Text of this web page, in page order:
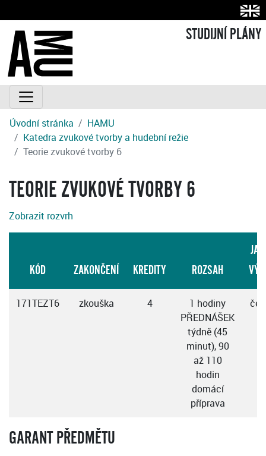
STUDIJNÍ PLÁNY
Úvodní stránka
HAMU
Katedra zvukové tvorby a hudební režie
Teorie zvukové tvorby 6
TEORIE ZVUKOVÉ TVORBY 6
Zobrazit rozvrh
KÓD ZAKONČENÍ KREDITY ROZSAH
171TEZT6 zkouška 4
1 hodiny
PŘEDNÁŠEK
týdně (45
minut), 90
až 110
hodin
domácí
příprava
GARANT PŘEDMĚTU